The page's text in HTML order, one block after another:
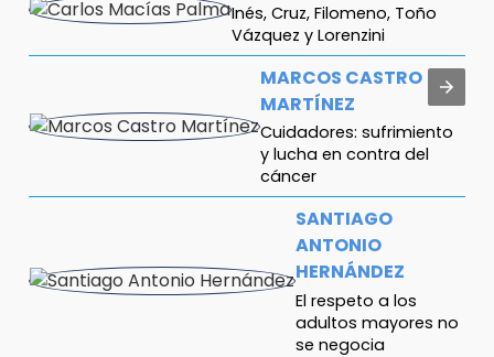
Inés, Cruz, Filomeno, Toño
Vázquez y Lorenzini
MARCOS CASTRO
MARTÍNEZ
Cuidadores: sufrimiento
y lucha en contra del
cáncer
SANTIAGO
ANTONIO
HERNÁNDEZ
El respeto a los
adultos mayores no
se negocia